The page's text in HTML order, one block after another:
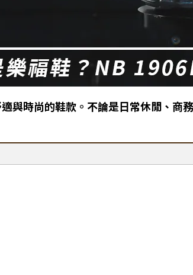
時尚的鞋款。不論是日常休閒、商